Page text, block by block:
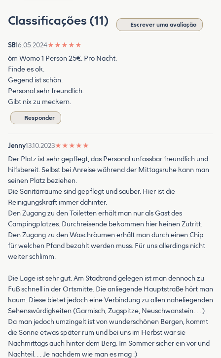
Classificações (11) Escrever uma avaliação
SB16.05.2024★ ★ ★ ★ ★
6m Womo 1 Person 25€. Pro Nacht.
Finde es ok.
Gegend ist schön.
Personal sehr freundlich.
Gibt nix zu meckern.
Responder
Jenny13.10.2023★ ★ ★ ★ ★
Der Platz ist sehr gepflegt, das Personal unfassbar freundlich und
hilfsbereit. Selbst bei Anreise während der Mittagsruhe kann man
seinen Platz beziehen.
Die Sanitärräume sind gepflegt und sauber. Hier ist die
Reinigungskraft immer dahinter.
Den Zugang zu den Toiletten erhält man nur als Gast des
Campingplatzes. Durchreisende bekommen hier keinen Zutritt.
Den Zugang zu den Waschröumen erhält man durch einen Chip
für welchen Pfand bezahlt werden muss. Für uns allerdings nicht
weiter schlimm.
Die Lage ist sehr gut. Am Stadtrand gelegen ist man dennoch zu
Fuß schnell in der Ortsmitte. Die anliegende Hauptstraße hört man
kaum. Diese bietet jedoch eine Verbindung zu allen naheliegenden
Sehenswürdigkeiten (Garmisch, Zugspitze, Neuschwanstein. . . )
Da man jedoch umzingelt ist von wunderschönen Bergen, kommt
die Sonne etwas später rum und bei uns im Herbst war sie
Nachmittags auch hinter dem Berg. Im Sommer sicher ein vor und
Nachteil. . . Je nachdem wie man es mag :)